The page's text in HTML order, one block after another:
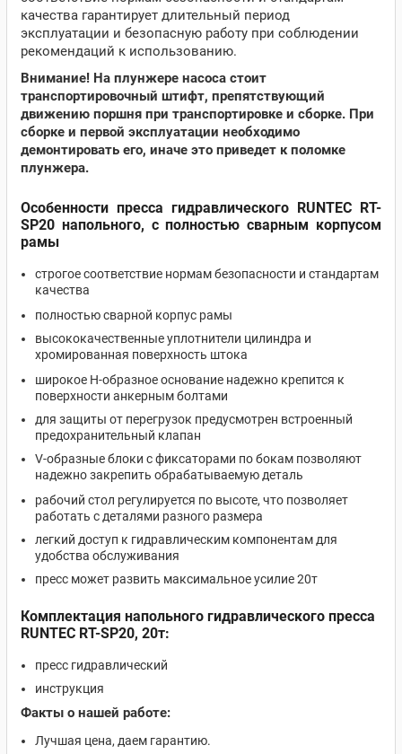
качества гарантирует длительный период
эксплуатации и безопасную работу при соблюдении
рекомендаций к использованию.
Внимание! На плунжере насоса стоит
транспортировочный штифт, препятствующий
движению поршня при транспортировке и сборке. При
сборке и первой эксплуатации необходимо
демонтировать его, иначе это приведет к поломке
плунжера.
Особенности пресса гидравлического RUNTEC RT-
SP20 напольного, с полностью сварным корпусом
рамы
строгое соответствие нормам безопасности и стандартам
качества
полностью сварной корпус рамы
высококачественные уплотнители цилиндра и
хромированная поверхность штока
широкое Н-образное основание надежно крепится к
поверхности анкерным болтами
для защиты от перегрузок предусмотрен встроенный
предохранительный клапан
V-образные блоки с фиксаторами по бокам позволяют
надежно закрепить обрабатываемую деталь
рабочий стол регулируется по высоте, что позволяет
работать с деталями разного размера
легкий доступ к гидравлическим компонентам для
удобства обслуживания
пресс может развить максимальное усилие 20т
Комплектация напольного гидравлического пресса
RUNTEC RT-SP20, 20т:
пресс гидравлический
инструкция
Факты о нашей работе:
Лучшая цена, даем гарантию.